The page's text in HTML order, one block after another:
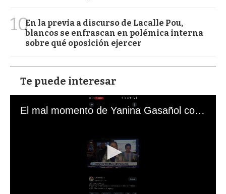
10En la previa a discurso de Lacalle Pou,
blancos se enfrascan en polémica interna
sobre qué oposición ejercer
Te puede interesar
El mal momento de Yanina Gasañol con un hincha argentino en "Subrayado"